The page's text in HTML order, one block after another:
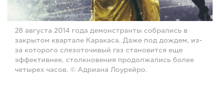
28 августа 2014 года демонстранты собрались в
закрытом квартале Каракаса. Даже под дождем, из-
за которого слезоточивый газ становится еще
эффективнее, столкновения продолжались более
четырех часов. © Адриана Лоурейро.